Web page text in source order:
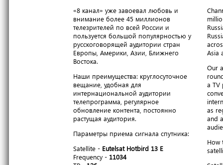
«8 канал» уже завоевал любовь и
внимание более 45 миллионов
телезрителей по всей России и
пользуется большой популярностью у
русскоговорящей аудитории стран
Европы, Америки, Азии, Ближнего
Востока.
Наши преимущества: круглосуточное
вещание, удобная для
интернациональной аудитории
телепрограмма, регулярное
обновление контента, постоянно
растущая аудитория.
Параметры приема сигнала спутника:
Satellite - Eutelsat Hotbird 13 E
Frequency - 11034
Asia
Our
a TV
as
and
How